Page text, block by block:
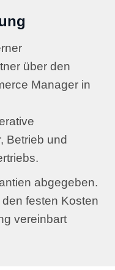
über den
Manager in
Betrieb und
abgegeben.
festen Kosten
vereinbart